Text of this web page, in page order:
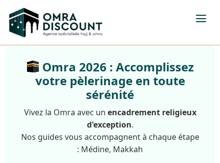
Omra 2026 : Accomplissez
votre pèlerinage en toute
sérénité
Vivez la Omra avec un encadrement religieux
d'exception.
Nos guides vous accompagnent à chaque étape
: Médine, Makkah